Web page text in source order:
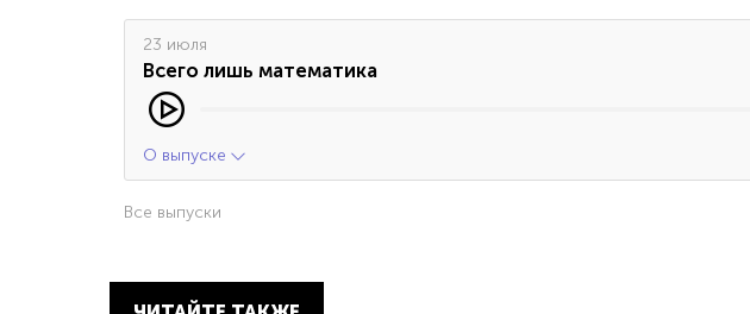
23 июля
Всего лишь математика
О выпуске
Все выпуски